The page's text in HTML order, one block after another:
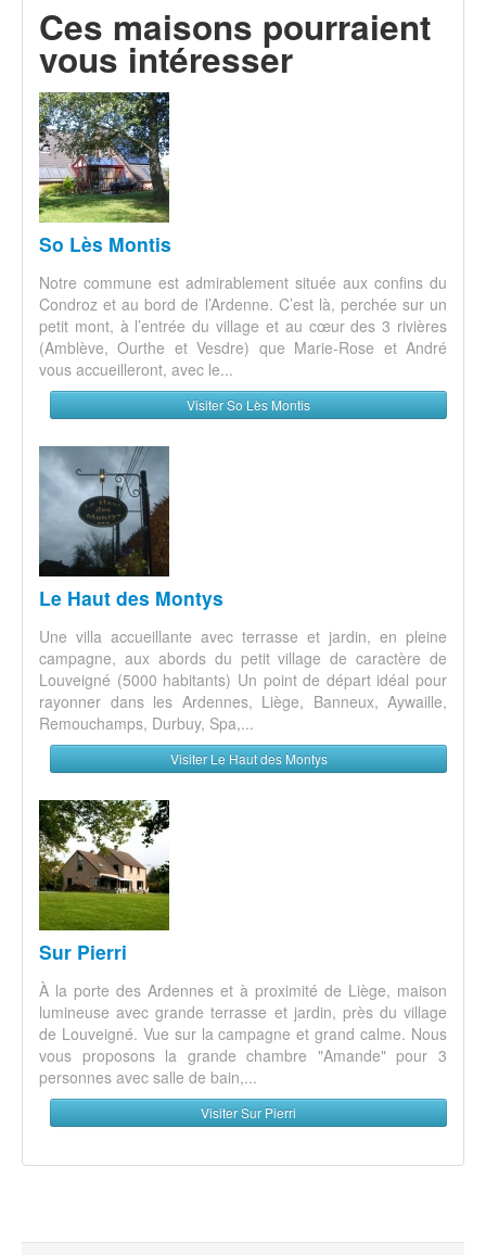
Ces maisons pourraient
vous intéresser
So Lès Montis
Notre commune est admirablement située aux confins du
Condroz et au bord de l’Ardenne. C’est là, perchée sur un
petit mont, à l’entrée du village et au cœur des 3 rivières
(Amblève, Ourthe et Vesdre) que Marie-Rose et André
vous accueilleront, avec le...
Visiter So Lès Montis
Le Haut des Montys
Une villa accueillante avec terrasse et jardin, en pleine
campagne, aux abords du petit village de caractère de
Louveigné (5000 habitants) Un point de départ idéal pour
rayonner dans les Ardennes, Liège, Banneux, Aywaille,
Remouchamps, Durbuy, Spa,...
Visiter Le Haut des Montys
Sur Pierri
À la porte des Ardennes et à proximité de Liège, maison
lumineuse avec grande terrasse et jardin, près du village
de Louveigné. Vue sur la campagne et grand calme. Nous
vous proposons la grande chambre "Amande" pour 3
personnes avec salle de bain,...
Visiter Sur Pierri